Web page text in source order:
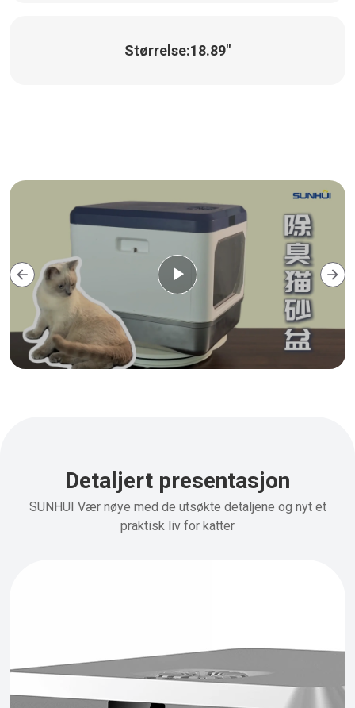
Størrelse:18.89"
Detaljert presentasjon
SUNHUI Vær nøye med de utsøkte detaljene og nyt et
praktisk liv for katter